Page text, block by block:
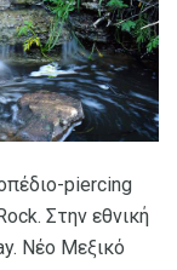
piercing
Στην εθνική
Νέο Μεξικό